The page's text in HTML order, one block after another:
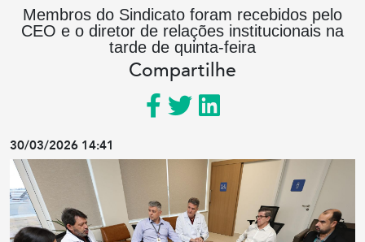
Membros do Sindicato foram recebidos pelo
CEO e o diretor de relações institucionais na
tarde de quinta-feira
Compartilhe
30/03/2026 14:41